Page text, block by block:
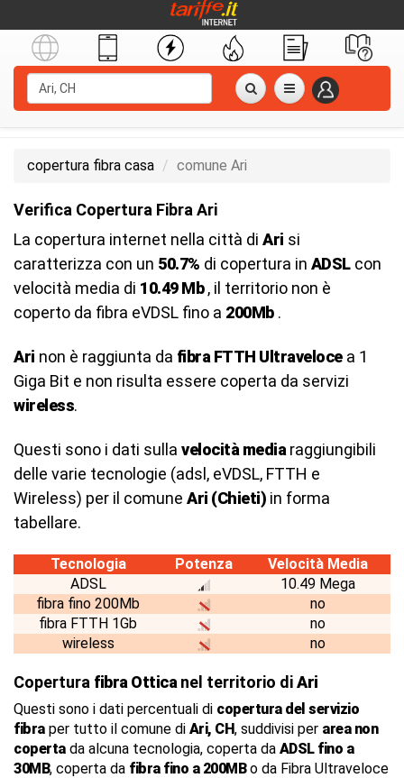
copertura fibra casa comune Ari
Verifica Copertura Fibra Ari
La copertura internet nella città di Ari si
caratterizza con un 50.7% di copertura in ADSLcon
velocità media di 10.49 Mb, il territorio non è
coperto da fibra eVDSL fino a 200Mb.
Ari non è raggiunta da fibra FTTH Ultravelocea 1
Giga Bit e non risulta essere coperta da servizi
wireless.
Questi sono i dati sulla velocità media raggiungibili
delle varie tecnologie (adsl, eVDSL, FTTH e
Wireless) per il comune Ari (Chieti) in forma
tabellare.
Tecnologia Potenza
Velocità Media
ADSL
10.49 Mega
fibra fino 200Mb
no
fibra FTTH 1Gb
no
wireless
no
Copertura fibra Ottica nel territorio diAri
Questi sono i dati percentuali di copertura del servizio
fibraper tutto il comune di Ari, CH, suddivisi per area non
copertada alcuna tecnologia, coperta da ADSL fino a
30MB, coperta da fibra fino a 200MBo da Fibra Ultraveloce